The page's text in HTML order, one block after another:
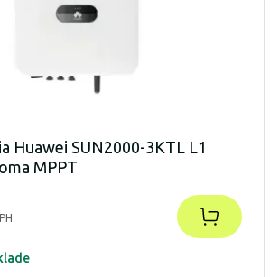
Huawei SUN2000-3KTL L1
MPPT